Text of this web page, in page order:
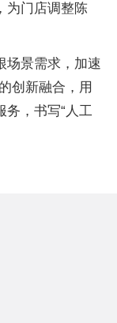
为门店调整陈
场景需求，加速
创新融合，用
务，书写“人工